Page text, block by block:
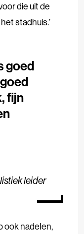
die uit de
stadhuis.’
goed
fijn
leider
ook nadelen,